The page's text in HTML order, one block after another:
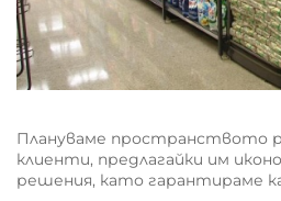
Плануваме пространството
клиенти, предлагайки им
решения, като гарантираме